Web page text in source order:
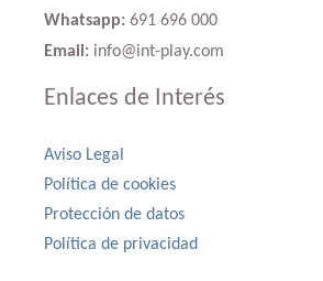
Whatsapp: 691 696 000
Email: info@int-play.com
Enlaces de Interés
Aviso Legal
Política de cookies
Protección de datos
Política de privacidad